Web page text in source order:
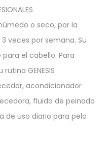
o seco, por la
veces por semana. Su
el cabello. Para
GENESIS
acondicionador
fluido de peinado
uso diario para pelo